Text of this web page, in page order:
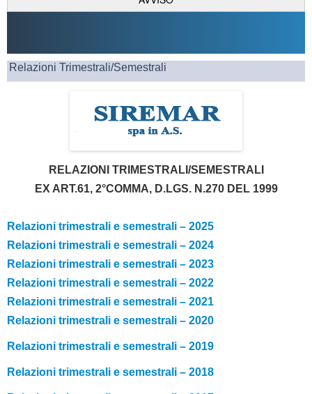
Relazioni Trimestrali/Semestrali
RELAZIONI TRIMESTRALI/SEMESTRALI
EX ART.61, 2°COMMA, D.LGS. N.270 DEL 1999
Relazioni trimestrali e semestrali – 2025
Relazioni trimestrali e semestrali – 2024
Relazioni trimestrali e semestrali – 2023
Relazioni trimestrali e semestrali – 2022
Relazioni trimestrali e semestrali – 2021
Relazioni trimestrali e semestrali – 2020
Relazioni trimestrali e semestrali – 2019
Relazioni trimestrali e semestrali – 2018